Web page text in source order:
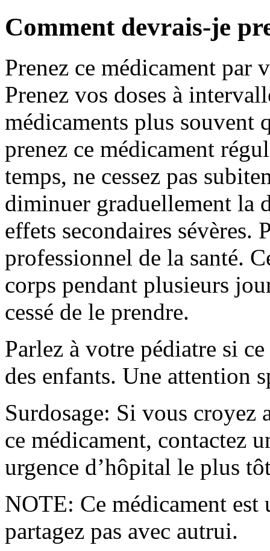
Comment devrais-je
Prenez ce médicament par
Prenez vos doses à
médicaments plus souvent
prenez ce médicament
temps, ne cessez pas
diminuer graduellement la
effets secondaires sévères.
professionnel de la santé.
corps pendant plusieurs
cessé de le prendre.
Parlez à votre pédiatre si
des enfants. Une attention
Surdosage: Si vous croyez
ce médicament, contactez
urgence d’hôpital le plus
NOTE: Ce médicament
partagez pas avec autrui.